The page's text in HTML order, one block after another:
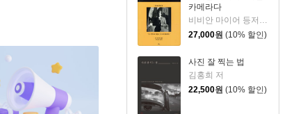
카메라다
비비안 마이어 등저/박여진 역
27,000원 (10% 할인)
사진 잘 찍는 법
김홍희 저
22,500원 (10% 할인)